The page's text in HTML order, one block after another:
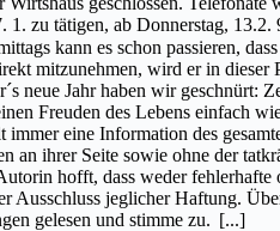
1. zu tätigen, ab Donnerstag,
kann es schon passieren,
mitzunehmen, wird er in
neue Jahr haben wir
Freuden des Lebens einfach
eine Information des
an ihrer Seite sowie ohne der
hofft, dass weder
Ausschluss jeglicher Haftung.
gelesen und stimme zu. [...]